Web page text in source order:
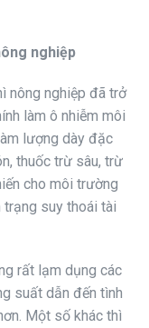
nghiệp
nông nghiệp đã trở
làm ô nhiễm môi
lượng dày đặc
thuốc trừ sâu, trừ
cho môi trường
suy thoái tài
rất lạm dụng các
suất dẫn đến tình
Một số khác thì